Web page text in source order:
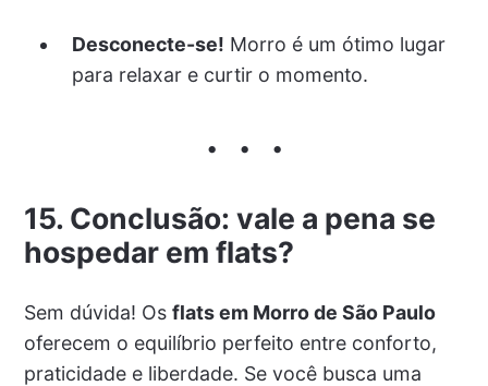
Desconecte-se! Morro é um ótimo lugar
para relaxar e curtir o momento.
15. Conclusão: vale a pena se
hospedar em flats?
Sem dúvida! Os flats em Morro de São Paulo
oferecem o equilíbrio perfeito entre conforto,
praticidade e liberdade. Se você busca uma